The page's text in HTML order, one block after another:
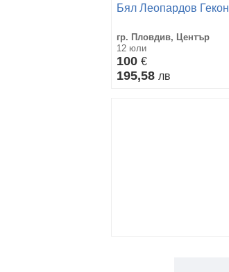
Бял Леопардов Гекон
гр. Пловдив, Център
12 юли
100 €
195,58 лв